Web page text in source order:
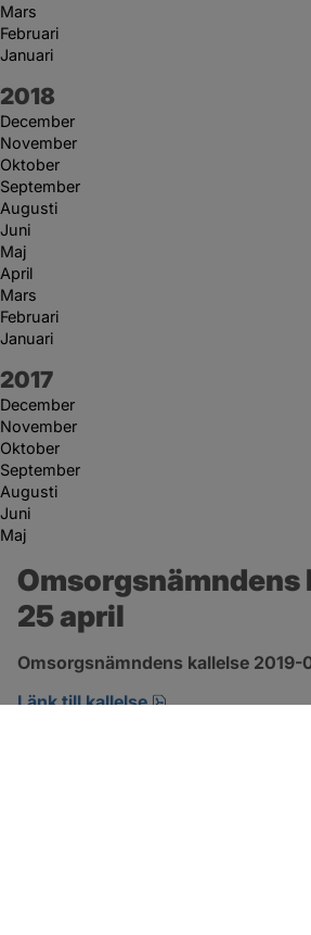
Mars
Februari
Januari
År:
2018
December
November
Oktober
September
Augusti
Juni
Maj
April
Mars
Februari
Januari
År:
2017
December
November
Oktober
September
Augusti
Juni
Maj
Omsorgsnämndens
25 april
Omsorgsnämndens kallelse 2019-
Länk till kallelse
pdf, öppnas i